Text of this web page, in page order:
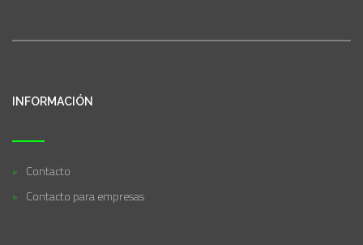
INFORMACIÓN
Contacto
Contacto para empresas